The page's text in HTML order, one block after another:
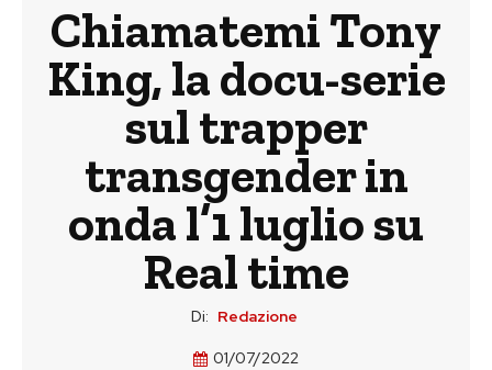
Chiamatemi Tony
King, la docu-serie
sul trapper
transgender in
onda l’1 luglio su
Real time
Di: Redazione
01/07/2022